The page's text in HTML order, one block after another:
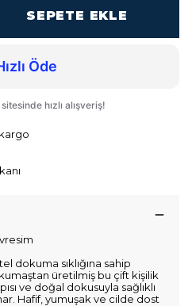
SEPETE EKLE
dokuma sıklığına sahip
üretilmiş bu çift kişilik
ve doğal dokusuyla sağlıklı
Hafif, yumuşak ve cilde dost